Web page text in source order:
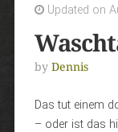
Updated on
by Dennis
Das tut einem
– oder ist das